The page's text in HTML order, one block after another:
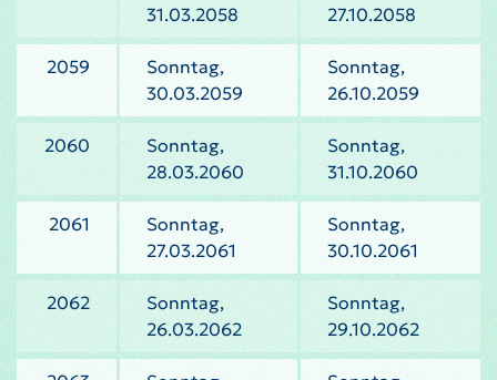
31.03.2058
27.10.2058
2059
Sonntag,
30.03.2059
Sonntag,
26.10.2059
2060
Sonntag,
28.03.2060
Sonntag,
31.10.2060
2061
Sonntag,
27.03.2061
Sonntag,
30.10.2061
2062
Sonntag,
26.03.2062
Sonntag,
29.10.2062